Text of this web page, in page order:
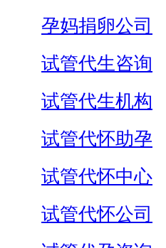
孕妈捐卵公司
试管代生咨询
试管代生机构
试管代怀助孕
试管代怀中心
试管代怀公司